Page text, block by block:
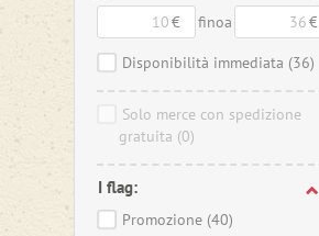
€ finoa €
Disponibilità immediata (36)
Solo merce con spedizione
gratuita (0)
I flag:
Promozione (40)